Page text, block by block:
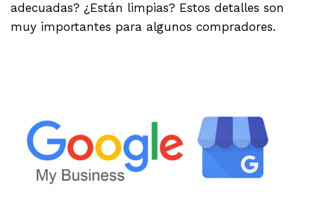
adecuadas? ¿Están limpias? Estos detalles son
muy importantes para algunos compradores.